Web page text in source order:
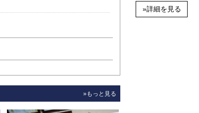
»もっと見る
»詳細を見る